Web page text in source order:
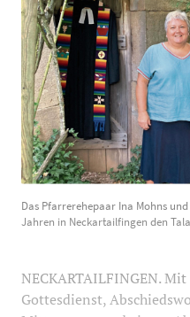
Mohns hängt nach 22
Das Pfarrerehepaar Ina Mohns
Jahren in Neckartailfingen den
NECKARTAILFINGEN.
Gottesdienst,